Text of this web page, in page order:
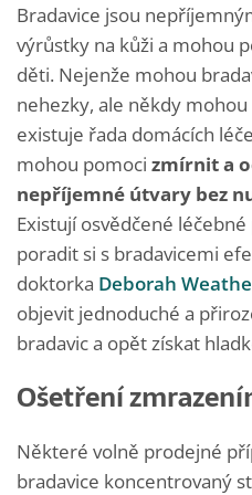
Bradavice jsou
výrůstky na kůži a mohou
děti. Nejenže mohou
nehezky, ale někdy
existuje řada domácích
mohou pomoci zmírnit a
nepříjemné útvary bez
Existují osvědčené
poradit si s bradavicemi
doktorka Deborah
objevit jednoduché a
bradavic a opět získat
Ošetření
Některé volně prodejné
bradavice koncentrovaný